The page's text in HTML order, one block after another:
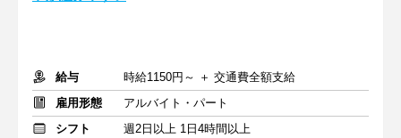
給与
時給1150円～ ＋ 交通費全額支給
雇用形態
アルバイト・パート
シフト
週2日以上 1日4時間以上